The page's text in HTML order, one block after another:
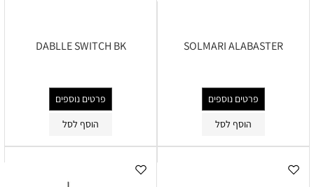
SOLMARI ALABASTER
פרטים נוספים
הוסף לסל
DABLLE SWITCH BK
פרטים נוספים
הוסף לסל